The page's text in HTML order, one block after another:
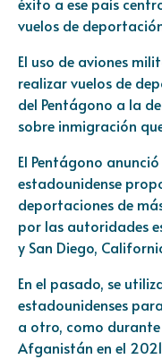
vuelos de
El uso de aviones
realizar vuelos de
del Pentágono a la
sobre inmigración
El Pentágono
estadounidense
deportaciones de
por las autoridades
y San Diego,
En el pasado, se
estadounidenses
a otro, como
Afganistán en el